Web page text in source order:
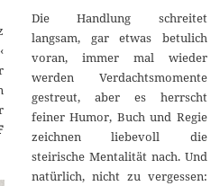
Die Handlung schreitet
langsam, gar etwas betulich
voran, immer mal wieder
werden Verdachtsmomente
gestreut, aber es herrscht
feiner Humor, Buch und Regie
zeichnen liebevoll die
steirische Mentalität nach. Und
natürlich, nicht zu vergessen: